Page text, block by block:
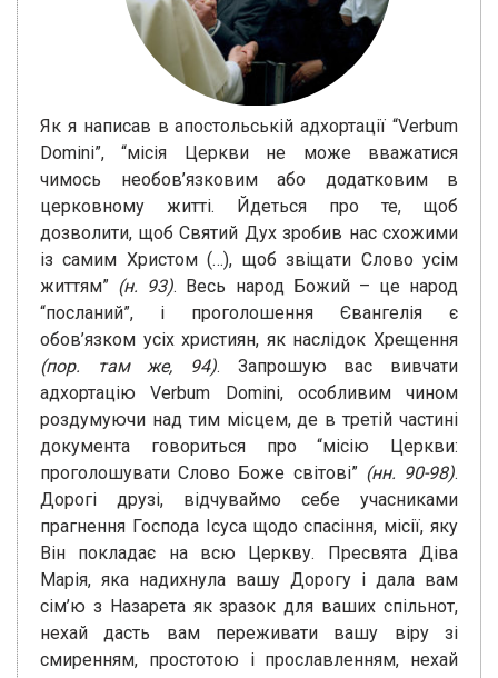
Як я написав в апостольській адхортації “Verbum
Domini”, “місія Церкви не може вважатися
чимось необов’язковим або додатковим в
церковному житті. Йдеться про те, щоб
дозволити, щоб Святий Дух зробив нас схожими
із самим Христом (…), щоб звіщати Слово усім
життям” (н. 93). Весь народ Божий – це народ
“посланий”, і проголошення Євангелія є
обов’язком усіх християн, як наслідок Хрещення
(пор. там же, 94). Запрошую вас вивчати
адхортацію Verbum Domini, особливим чином
роздумуючи над тим місцем, де в третій частині
документа говориться про “місію Церкви:
проголошувати Слово Боже світові” (нн. 90-98).
Дорогі друзі, відчуваймо себе учасниками
прагнення Господа Ісуса щодо спасіння, місії, яку
Він покладає на всю Церкву. Пресвята Діва
Марія, яка надихнула вашу Дорогу і дала вам
сім’ю з Назарета як зразок для ваших спільнот,
нехай дасть вам переживати вашу віру зі
смиренням, простотою і прославленням, нехай